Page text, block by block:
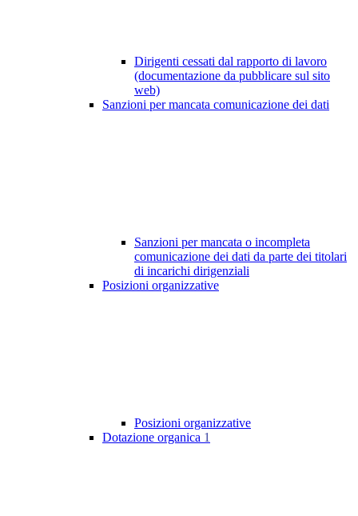
Dirigenti cessati dal rapporto di lavoro
(documentazione da pubblicare sul sito
web)
Sanzioni per mancata comunicazione dei dati
Sanzioni per mancata o incompleta
comunicazione dei dati da parte dei titolari
di incarichi dirigenziali
Posizioni organizzative
Posizioni organizzative
Dotazione organica 1